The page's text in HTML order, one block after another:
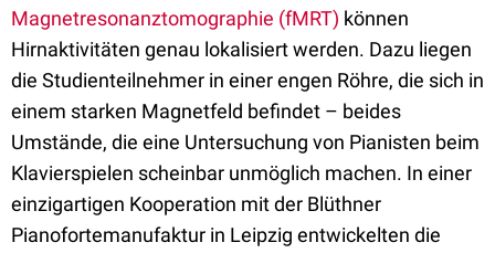
Magnetresonanztomographie (fMRT) können
Hirnaktivitäten genau lokalisiert werden. Dazu liegen
die Studienteilnehmer in einer engen Röhre, die sich in
einem starken Magnetfeld befindet – beides
Umstände, die eine Untersuchung von Pianisten beim
Klavierspielen scheinbar unmöglich machen. In einer
einzigartigen Kooperation mit der Blüthner
Pianofortemanufaktur in Leipzig entwickelten die